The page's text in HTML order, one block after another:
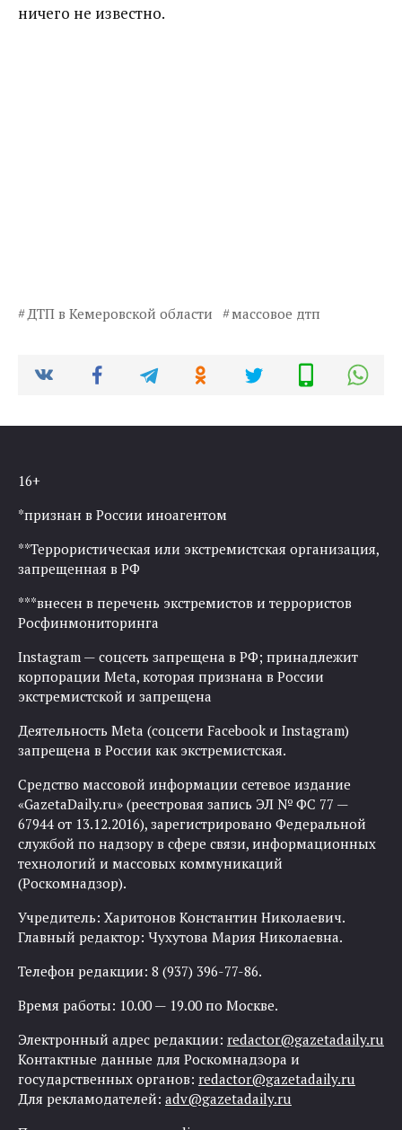
ничего не известно.
ДТП в Кемеровской области массовое дтп
16+
*признан в России иноагентом
**Террористическая или экстремистская организация,
запрещенная в РФ
***внесен в перечень экстремистов и террористов
Росфинмониторинга
Instagram — соцсеть запрещена в РФ; принадлежит
корпорации Meta, которая признана в России
экстремистской и запрещена
Деятельность Meta (соцсети Facebook и Instagram)
запрещена в России как экстремистская.
Средство массовой информации сетевое издание
«GazetaDaily.ru» (реестровая запись ЭЛ № ФС 77 —
67944 от 13.12.2016), зарегистрировано Федеральной
службой по надзору в сфере связи, информационных
технологий и массовых коммуникаций
(Роскомнадзор).
Учредитель: Харитонов Константин Николаевич.
Главный редактор: Чухутова Мария Николаевна.
Телефон редакции: 8 (937) 396-77-86.
Время работы: 10.00 — 19.00 по Москве.
Электронный адрес редакции: redactor@gazetadaily.ru
Контактные данные для Роскомнадзора и
государственных органов: redactor@gazetadaily.ru
Для рекламодателей: adv@gazetadaily.ru